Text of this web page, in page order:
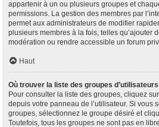
appartenir à un ou plusieurs groupes et
permissions. La gestion des membres par
permet aux administrateurs de modifier
plusieurs membres à la fois, telles qu’ajouter
modération ou rendre accessible un forum
Haut
Où trouver la liste des groupes
Pour consulter la liste des groupes, cliquez
depuis votre panneau de l’utilisateur. Si vous
groupes, sélectionnez le groupe désiré et
Toutefois, tous les groupes ne sont pas en